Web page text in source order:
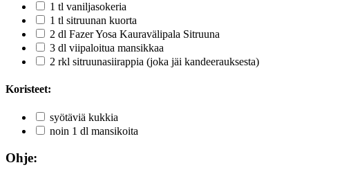
1 tl vaniljasokeria
1 tl sitruunan kuorta
2 dl Fazer Yosa Kauravälipala Sitruuna
3 dl viipaloitua mansikkaa
2 rkl sitruunasiirappia (joka jäi kandeerauksesta)
Koristeet:
syötäviä kukkia
noin 1 dl mansikoita
Ohje: